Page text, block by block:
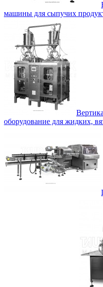
машины для сыпучих
оборудование для жидких,